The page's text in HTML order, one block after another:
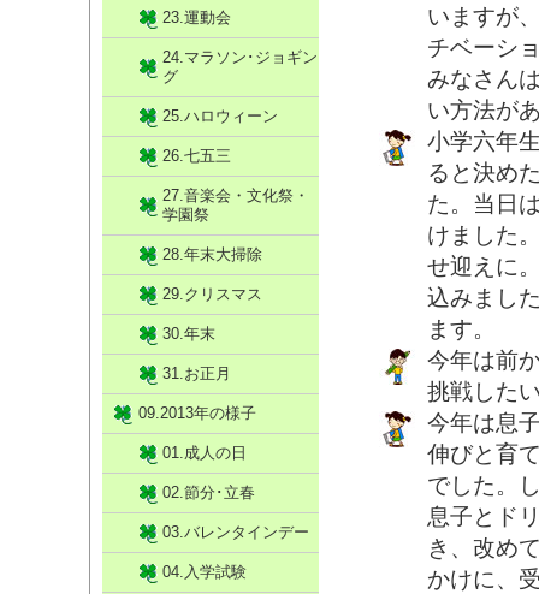
いますが
チベーシ
みなさん
い方法が
小学六年
ると決め
た。当日
けました
せ迎えに
込みまし
ます。
今年は前
挑戦した
今年は息
伸びと育
でした。
息子とド
き、改め
かけに、
23.運動会
24.マラソン･ジョギン
グ
25.ハロウィーン
26.七五三
27.音楽会・文化祭・
学園祭
28.年末大掃除
29.クリスマス
30.年末
31.お正月
09.2013年の様子
01.成人の日
02.節分･立春
03.バレンタインデー
04.入学試験